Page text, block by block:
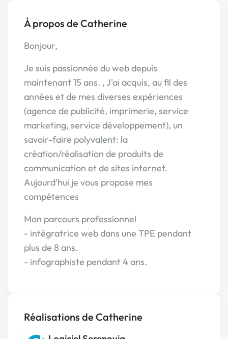
À propos de Catherine
Bonjour,
Je suis passionnée du web depuis
maintenant 15 ans. , J'ai acquis, au fil des
années et de mes diverses expériences
(agence de publicité, imprimerie, service
marketing, service développement), un
savoir-faire polyvalent: la
création/réalisation de produits de
communication et de sites internet.
Aujourd'hui je vous propose mes
compétences
Mon parcours professionnel
- intégratrice web dans une TPE pendant
plus de 8 ans.
- infographiste pendant 4 ans.
Réalisations de Catherine